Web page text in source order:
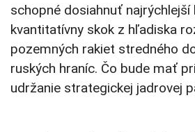
schopné dosiahnuť najrýchlejší
kvantitatívny skok z hľadiska
pozemných rakiet stredného
ruských hraníc. Čo bude mať
udržanie strategickej jadrovej